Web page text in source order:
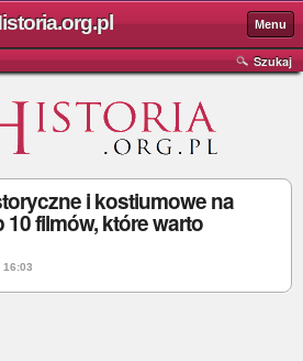
Menu
Szukaj
i kostiumowe na
filmów, które warto
16:03